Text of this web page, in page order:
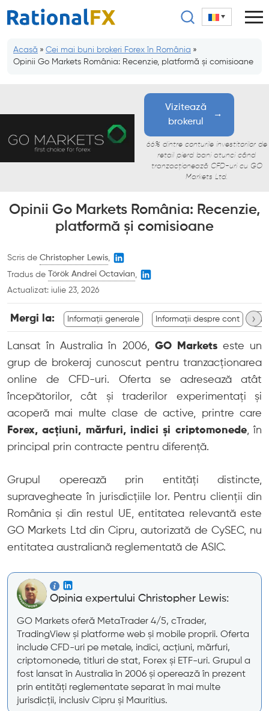
Sari
la
Acasă » Cei mai buni brokeri Forex în România »
Opinii Go Markets România: Recenzie, platformă și comisioane
Vizitează
brokerul
66% dintre conturile investitorilor de
retail pierd bani atunci când
tranzacționează CFD-uri cu GO
Markets Ltd.
Opinii Go Markets România: Recenzie,
platformă și comisioane
Scris de Christopher Lewis
Tradus de
Török Andrei Octavian
Actualizat: iulie 23, 2026
Mergi la: Informații generale Informații despre cont ›
Lansat în Australia în 2006, GO Marketseste un
grup de brokeraj cunoscut pentru tranzacționarea
online de CFD-uri. Oferta se adresează atât
începătorilor, cât și traderilor experimentați și
acoperă mai multe clase de active, printre care
Forex, acțiuni, mărfuri, indici și criptomonede, în
principal prin contracte pentru diferență.
Grupul operează prin entități distincte,
supravegheate în jurisdicțiile lor. Pentru clienții din
România și din restul UE, entitatea relevantă este
GO Markets Ltd din Cipru, autorizată de CySEC, nu
entitatea australiană reglementată de ASIC.
Opinia expertului Christopher Lewis:
GO Markets oferă MetaTrader 4/5, cTrader,
TradingView și platforme web și mobile proprii. Oferta
include CFD-uri pe metale, indici, acțiuni, mărfuri,
criptomonede, titluri de stat, Forex și ETF-uri. Grupul a
fost lansat în Australia în 2006 și operează în prezent
prin entități reglementate separat în mai multe
jurisdicții, inclusiv Cipru și Mauritius.